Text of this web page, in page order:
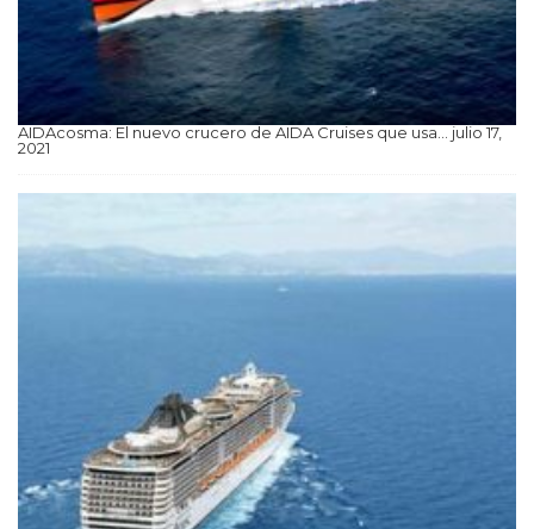
AIDAcosma: El nuevo crucero de AIDA Cruises que usa…
julio 17,
2021